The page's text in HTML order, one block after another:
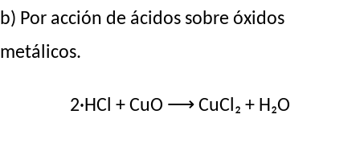
b) Por acción de ácidos sobre óxidos
metálicos.
2·HCl + CuO ⟶ CuCl₂ + H₂O